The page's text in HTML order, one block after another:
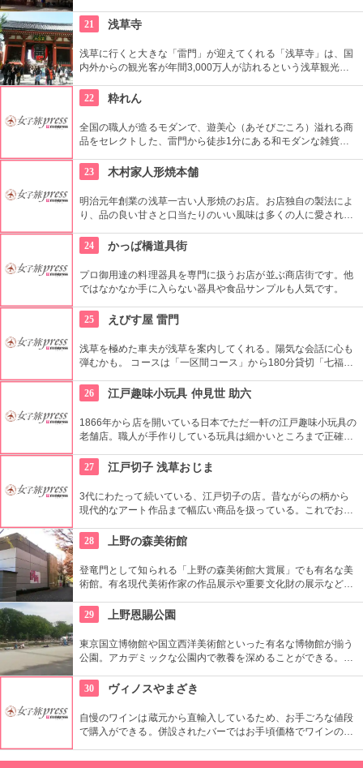
文化財にもなっている。
21 浅草寺
浅草に行くと大きな「雷門」が迎えてくれる「浅草寺」は、国
内外からの観光客が年間3,000万人が訪れるという浅草観光一
都内最古の名刹です。
22 粋れん
全国の職人が造るモダンで、遊美心（あそびごころ）溢れる商
品をセレクトした、雷門から徒歩1分にある和モダンな雑貨
めるので、粋な雑貨を探すのが楽しくなりそう。
23 木村家人形焼本舗
明治元年創業の浅草一古い人形焼のお店。お店独自の製法によ
り、品の良い甘さと口当たりのいい風味は多くの人に愛されて
ンコの入っていないタイプもあり。ハトのマークを目印に探し
て。
24 かっぱ橋道具街
プロ御用達の料理器具を専門に扱うお店が並ぶ商店街です。他
ではなかなか手に入らない器具や食品サンプルも人気です。
25 えびす屋 雷門
浅草を極めた車夫が浅草を案内してくれる。陽気な会話に心も
弾むかも。 コースは「一区間コース」から180分貸切「七福神
好評だとか。
26 江戸趣味小玩具 仲見世 助六
1866年から店を開いている日本でただ一軒の江戸趣味小玩具の
老舗店。職人が手作りしている玩具は細かいところまで正確に
27
江戸切子 浅草おじま
3代にわたって続いている、江戸切子の店。昔ながらの柄から
現代的なアート作品まで幅広い商品を扱っている。これでお酒
引き出物などにも最適。特注品も承っている。
28 上野の森美術館
登竜門として知られる「上野の森美術館大賞展」でも有名な美
術館。有名現代美術作家の作品展示や重要文化財の展示など、
休めるのもいかが？
29 上野恩賜公園
東京国立博物館や国立西洋美術館といった有名な博物館が揃う
公園。アカデミックな公園内で教養を深めることができる。ま
30
ヴィノスやまざき
自慢のワインは蔵元から直輸入しているため、お手ごろな値段
で購入ができる。併設されたバーではお手頃価格でワインのテ